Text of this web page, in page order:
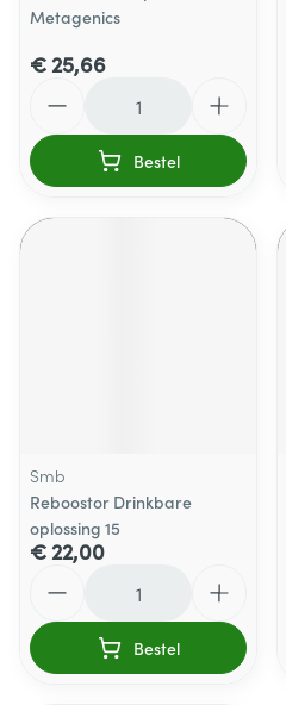
Metagenics
€ 25,66
Bestel
Smb
Reboostor Drinkbare
oplossing 15
€ 22,00
Bestel